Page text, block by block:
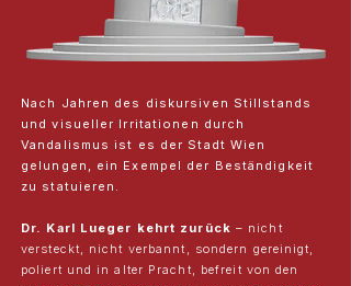
Nach Jahren des diskursiven Stillstands
und visueller Irritationen durch
Vandalismus ist es der Stadt Wien
gelungen, ein Exempel der Beständigkeit
zu statuieren.
Dr. Karl Lueger kehrt zurück – nicht
versteckt, nicht verbannt, sondern gereinigt,
poliert und in alter Pracht, befreit von den